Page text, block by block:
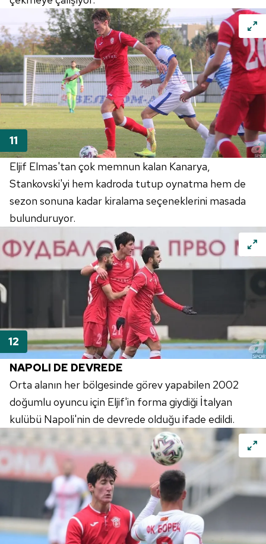
Eljif Elmas'tan çok memnun kalan Kanarya,
Stankovski'yi hem kadroda tutup oynatma hem de
sezon sonuna kadar kiralama seçeneklerini masada
bulunduruyor.
NAPOLI DE DEVREDE
Orta alanın her bölgesinde görev yapabilen 2002
doğumlu oyuncu için Eljif'in forma giydiği İtalyan
kulübü Napoli'nin de devrede olduğu ifade edildi.